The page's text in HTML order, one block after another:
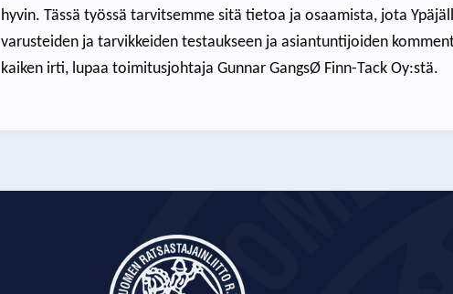
hyvin. Tässä työssä tarvitsemme sitä tietoa ja osaamista, jota
varusteiden ja tarvikkeiden testaukseen ja asiantuntijoiden
kaiken irti, lupaa toimitusjohtaja Gunnar GangsØ Finn-Tack Oy:stä.